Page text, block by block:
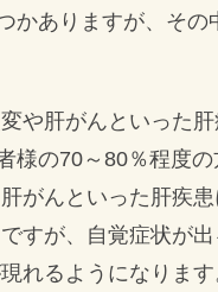
かありますが、そ
や肝がんといった
様の70～80％程度
がんといった肝疾
すが、自覚症状が出
れるようになります